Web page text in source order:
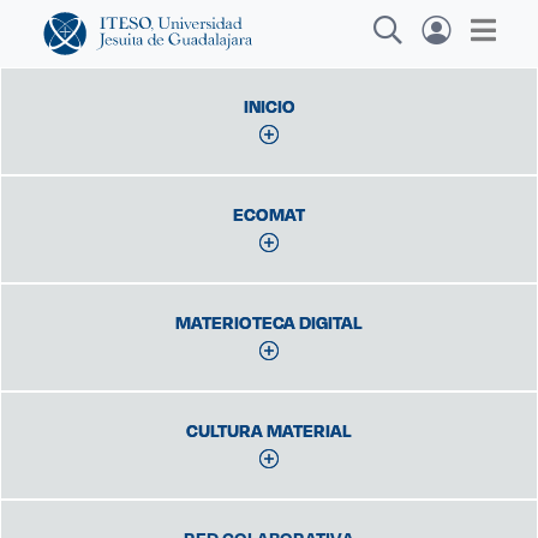
actividades y noticias
Diplomados y|
INICIO
INICIO
ECOMAT
ECOMAT
MATERIOTECA DIGITAL
MATERIOTECA DIGITAL
CULTURA MATERIAL
CULTURA MATERIAL